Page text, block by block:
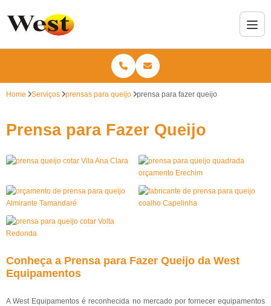
Home Serviços prensas para queijo prensa para fazer queijo
Prensa para Fazer Queijo
Conheça a Prensa para Fazer Queijo da West
Equipamentos
A West Equipamentos é reconhecida no mercado por fornecer equipamentos